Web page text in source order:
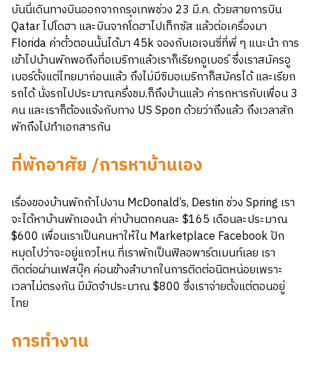
บันนี่เดินทางบินออกจากกรุงเทพช่วง 23 มี.ค. ด้วยสายการบิน
Qatar ไปโดฮา และบินจากโดฮาไปเท็กซัส แล้วต่อเครื่องมา
Florida ค่าตั๋วตอนนั้นได้มา 45k จองกับเอเจนซี่ที่พี่ ๆ แนะนำ การ
เข้าไปบ้านพักพอถึงที่อเมริกาแล้วเราก็เรียกอูเบอร์ ซึ่งเราสมัครอู
เบอร์ตั้งแต่ไทยมาก่อนแล้ว ถึงไม่มีซิมอเมริกาก็สมัครได้ และเรียก
รถได้ นั่งรถไปประมาณครึ่งชม.ก็ถึงบ้านแล้ว ค่ารถหารกับเพื่อน 3
คน และเราก็ต้องแจ้งกับทาง US Spon ด้วยว่าถึงแล้ว ถึงเวลาสัก
พักถึงไปทำเอกสารกัน
ที่พักอาศัย /การหาบ้านเอง
เรื่องของบ้านพักถ้าไปงาน McDonald’s, Destin ช่วง Spring เรา
จะได้หาบ้านพักเองน้า ค่าบ้านตกคนละ $165 เดือนละประมาณ
$600 เพื่อนเราเป็นคนหาให้ใน Marketplace Facebook ปัก
หมุดไปว่าจะอยู่แถวไหน ที่เราพักเป็นฟิลอพาร์ตเมนท์เลย เรา
ติดต่อผ่านเฟสบุ๊ค ค่อนข้างลำบากในการติดต่อนิดหน่อยเพราะ
เวลาไม่ตรงกัน มีมัดจำประมาณ $800 ซึ่งเราจ่ายตั้งแต่ตอนอยู่
ไทย
การทำงาน